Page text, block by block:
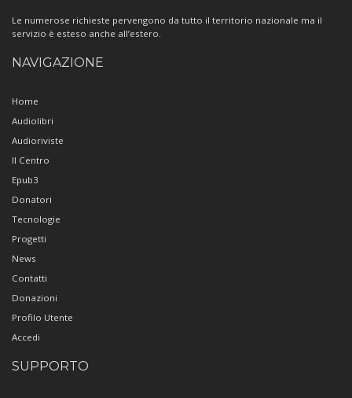
Le numerose richieste pervengono da tutto il territorio nazionale ma il
servizio è esteso anche all’estero.
NAVIGAZIONE
Home
Audiolibri
Audioriviste
Il Centro
Epub3
Donatori
Tecnologie
Progetti
News
Contatti
Donazioni
Profilo Utente
Accedi
SUPPORTO